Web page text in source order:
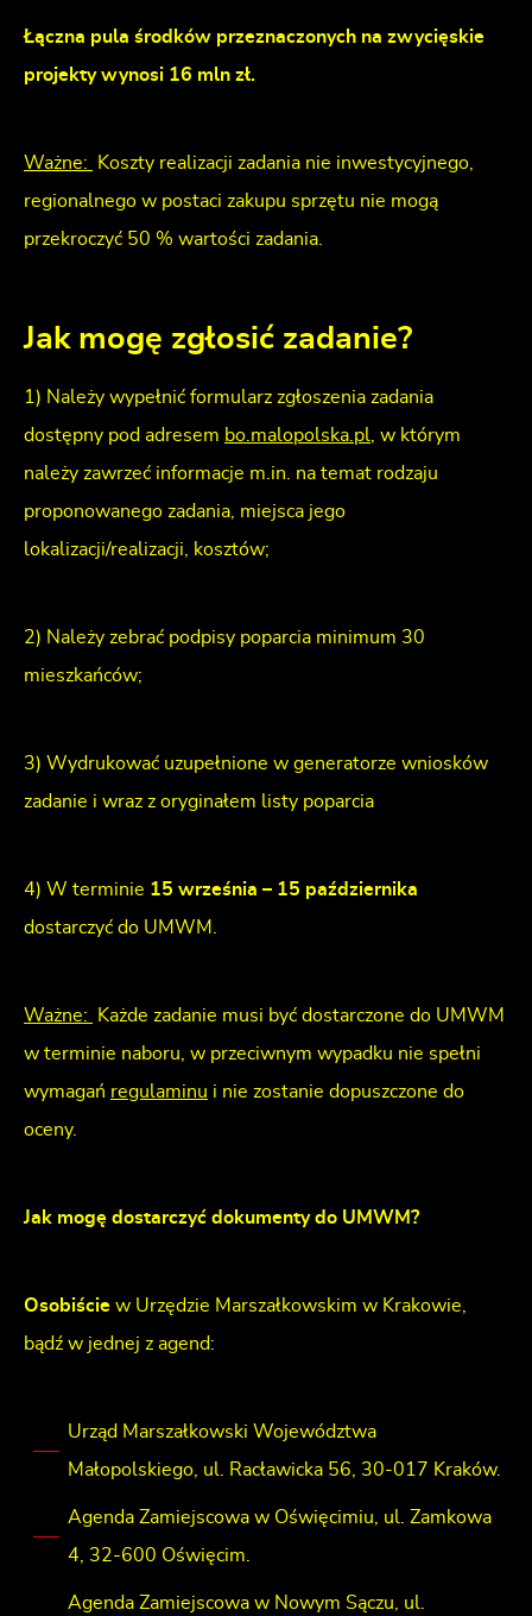
Łączna pula środków przeznaczonych na zwycięskie
projekty wynosi 16 mln zł.
Ważne:
Koszty realizacji zadania nie inwestycyjnego,
regionalnego w postaci zakupu sprzętu nie mogą
przekroczyć 50 % wartości zadania.
Jak mogę zgłosić zadanie?
1) Należy wypełnić formularz zgłoszenia zadania
dostępny pod adresem bo.malopolska.pl, w którym
należy zawrzeć informacje m.in. na temat rodzaju
proponowanego zadania, miejsca jego
lokalizacji/realizacji, kosztów;
2) Należy zebrać podpisy poparcia minimum 30
mieszkańców;
3) Wydrukować uzupełnione w generatorze wniosków
zadanie i wraz z oryginałem listy poparcia
4) W terminie 15 września – 15 października
dostarczyć do UMWM.
Ważne:
Każde zadanie musi być dostarczone do UMWM
w terminie naboru, w przeciwnym wypadku nie spełni
wymagań regulaminu i nie zostanie dopuszczone do
oceny.
Jak mogę dostarczyć dokumenty do UMWM?
Osobiście w Urzędzie Marszałkowskim w Krakowie,
bądź w jednej z agend:
Urząd Marszałkowski Województwa
Małopolskiego, ul. Racławicka 56, 30-017 Kraków.
Agenda Zamiejscowa w Oświęcimiu, ul. Zamkowa
4, 32-600 Oświęcim.
Agenda Zamiejscowa w Nowym Sączu, ul.